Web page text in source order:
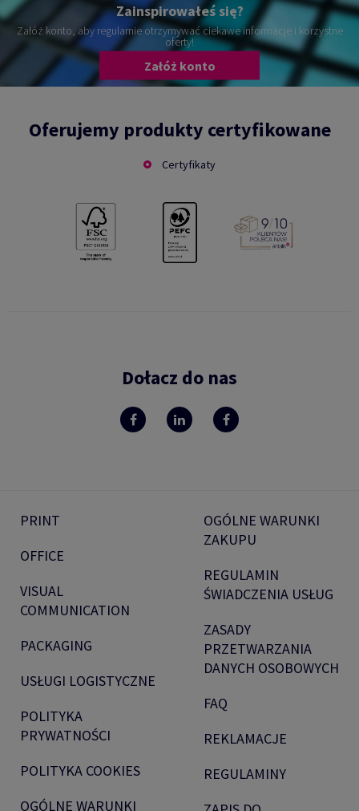
Zainspirowałeś się?
Załóż konto, aby regularnie otrzymywać ciekawe informacje i korzystne
oferty!
Załóż konto
Oferujemy produkty certyfikowane
Certyfikaty
Dołacz do nas
PRINT
OFFICE
VISUAL
COMMUNICATION
PACKAGING
USŁUGI LOGISTYCZNE
POLITYKA
PRYWATNOŚCI
POLITYKA COOKIES
OGÓLNE WARUNKI
OGÓLNE WARUNKI
ZAKUPU
REGULAMIN
ŚWIADCZENIA USŁUG
ZASADY
PRZETWARZANIA
DANYCH OSOBOWYCH
FAQ
REKLAMACJE
REGULAMINY